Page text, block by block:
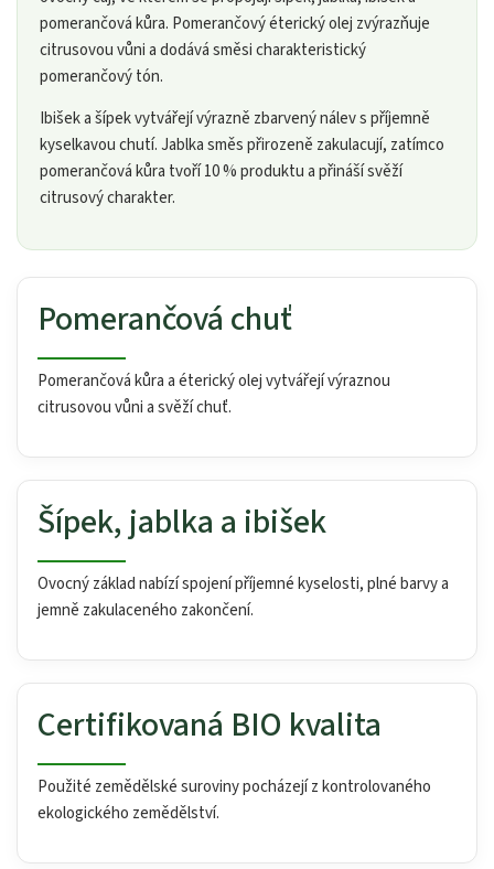
pomerančová kůra. Pomerančový éterický olej zvýrazňuje
citrusovou vůni a dodává směsi charakteristický
pomerančový tón.
Ibišek a šípek vytvářejí výrazně zbarvený nálev s příjemně
kyselkavou chutí. Jablka směs přirozeně zakulacují, zatímco
pomerančová kůra tvoří 10 % produktu a přináší svěží
citrusový charakter.
Pomerančová chuť
Pomerančová kůra a éterický olej vytvářejí výraznou
citrusovou vůni a svěží chuť.
Šípek, jablka a ibišek
Ovocný základ nabízí spojení příjemné kyselosti, plné barvy a
jemně zakulaceného zakončení.
Certifikovaná BIO kvalita
Použité zemědělské suroviny pocházejí z kontrolovaného
ekologického zemědělství.